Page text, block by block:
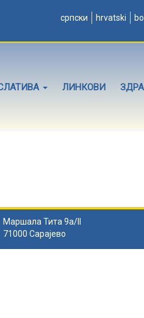
српски hrvatski
ЛИНКОВИ
Маршала Тита 9а/II
71000 Сарајево